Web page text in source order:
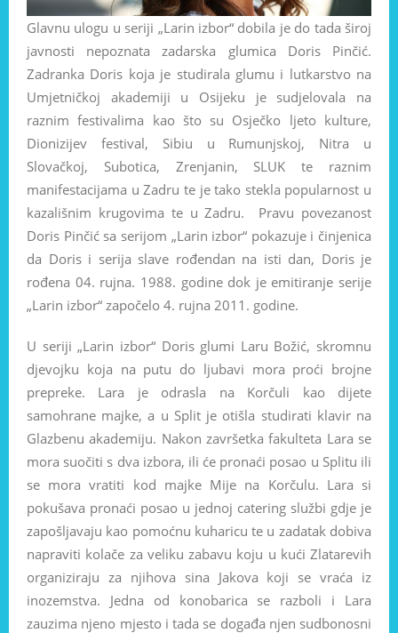
Glavnu ulogu u seriji „Larin izbor“ dobila je do tada široj
javnosti nepoznata zadarska glumica Doris Pinčić.
Zadranka Doris koja je studirala glumu i lutkarstvo na
Umjetničkoj akademiji u Osijeku je sudjelovala na
raznim festivalima kao što su Osječko ljeto kulture,
Dionizijev festival, Sibiu u Rumunjskoj, Nitra u
Slovačkoj, Subotica, Zrenjanin, SLUK te raznim
manifestacijama u Zadru te je tako stekla popularnost u
kazališnim krugovima te u Zadru. Pravu povezanost
Doris Pinčić sa serijom „Larin izbor“ pokazuje i činjenica
da Doris i serija slave rođendan na isti dan, Doris je
rođena 04. rujna. 1988. godine dok je emitiranje serije
„Larin izbor“ započelo 4. rujna 2011. godine.
U seriji „Larin izbor“ Doris glumi Laru Božić, skromnu
djevojku koja na putu do ljubavi mora proći brojne
prepreke. Lara je odrasla na Korčuli kao dijete
samohrane majke, a u Split je otišla studirati klavir na
Glazbenu akademiju. Nakon završetka fakulteta Lara se
mora suočiti s dva izbora, ili će pronaći posao u Splitu ili
se mora vratiti kod majke Mije na Korčulu. Lara si
pokušava pronaći posao u jednoj catering službi gdje je
zapošljavaju kao pomoćnu kuharicu te u zadatak dobiva
napraviti kolače za veliku zabavu koju u kući Zlatarevih
organiziraju za njihova sina Jakova koji se vraća iz
inozemstva. Jedna od konobarica se razboli i Lara
zauzima njeno mjesto i tada se događa njen sudbonosni